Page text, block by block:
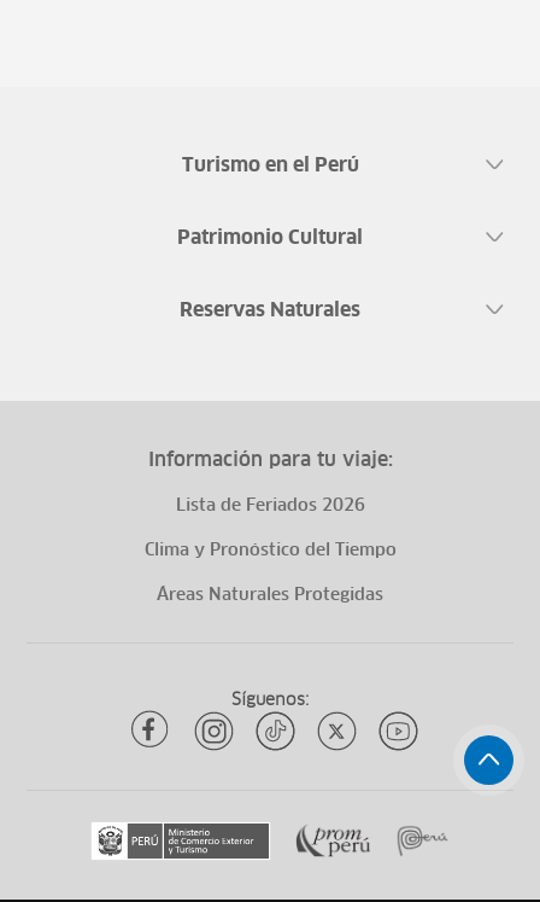
Turismo en el Perú
Patrimonio Cultural
Reservas Naturales
Información para tu viaje:
Lista de Feriados 2026
Clima y Pronóstico del Tiempo
Áreas Naturales Protegidas
Síguenos: